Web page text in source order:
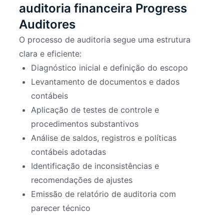
auditoria financeira Progress
Auditores
O processo de auditoria segue uma estrutura
clara e eficiente:
Diagnóstico inicial e definição do escopo
Levantamento de documentos e dados
contábeis
Aplicação de testes de controle e
procedimentos substantivos
Análise de saldos, registros e políticas
contábeis adotadas
Identificação de inconsistências e
recomendações de ajustes
Emissão de relatório de auditoria com
parecer técnico